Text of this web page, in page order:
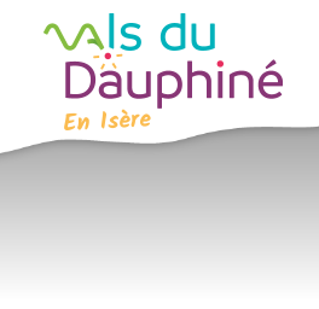
Cookies beheer paneel